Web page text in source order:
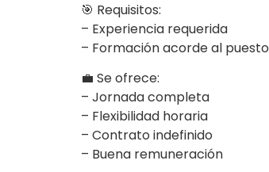
🎯 Requisitos:
– Experiencia requerida
– Formación acorde al puesto
💼 Se ofrece:
– Jornada completa
– Flexibilidad horaria
– Contrato indefinido
– Buena remuneración